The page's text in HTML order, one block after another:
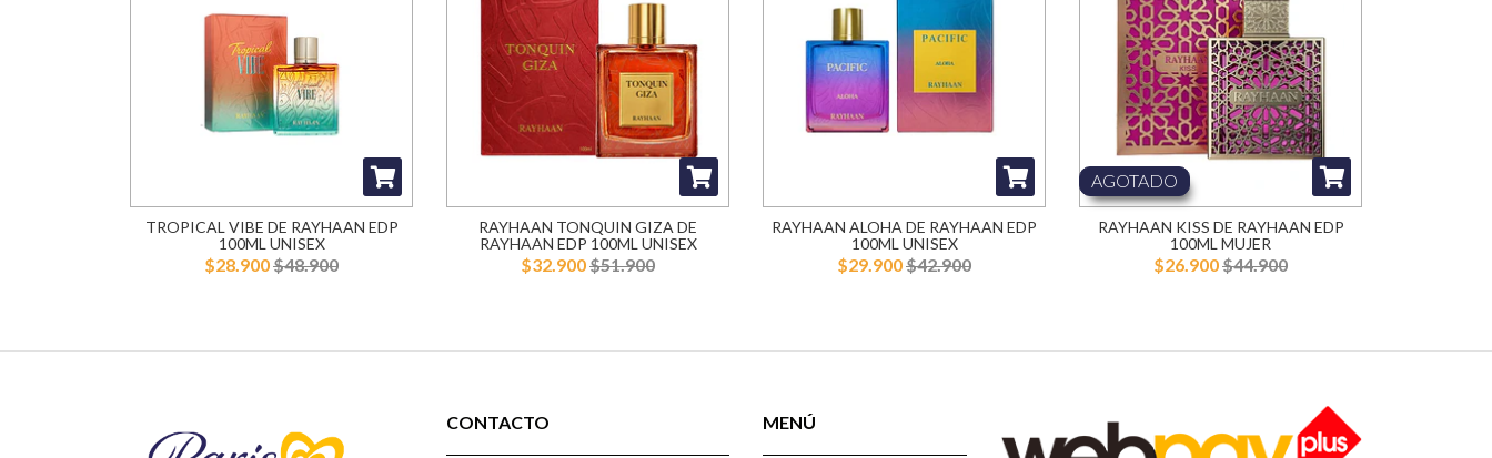
TROPICAL VIBE DE RAYHAAN EDP
100ML UNISEX
$28.900$48.900
RAYHAAN TONQUIN GIZA DE
RAYHAAN EDP 100ML UNISEX
$32.900$51.900
RAYHAAN ALOHA DE RAYHAAN EDP
100ML UNISEX
$29.900$42.900
AGOTADO
RAYHAAN KISS DE RAYHAAN EDP
100ML MUJER
$26.900$44.900
CONTACTO MENÚ